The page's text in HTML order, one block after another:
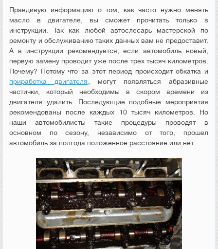
Правдивую информацию о том, как часто нужно менять
масло в двигателе, вы сможет прочитать только в
инструкции. Так как любой автослесарь мастерской по
ремонту и обслуживанию таких данных вам не предоставит.
А в инструкции рекомендуется, если автомобиль новый,
первую замену проводит уже после трех тысяч километров.
Почему? Потому что за этот период происходит обкатка и
приработка двигателя , могут появляться абразивные
частички, который необходимы в скором времени из
двигателя удалить. Последующие подобные мероприятия
рекомендованы после каждых 10 тысяч километров. Но
наши автомобилисты такие процедуры проводят в
основном по сезону, независимо от того, прошел
автомобиль за полгода положенное расстояние или нет.